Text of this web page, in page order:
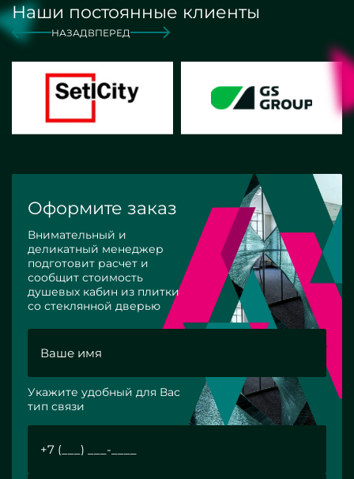
Наши постоянные клиенты
НАЗАД ВПЕРЕД
Оформите заказ
Внимательный и
деликатный менеджер
подготовит расчет и
сообщит стоимость
душевых кабин из плитки
со стеклянной дверью
Укажите удобный для Вас
тип связи